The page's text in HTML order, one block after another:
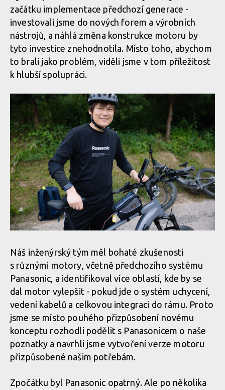
začátku implementace předchozí generace -
investovali jsme do nových forem a výrobních
nástrojů, a náhlá změna konstrukce motoru by
tyto investice znehodnotila. Místo toho, abychom
to brali jako problém, viděli jsme v tom příležitost
k hlubší spolupráci.
Náš inženýrský tým měl bohaté zkušenosti
s různými motory, včetně předchozího systému
Panasonic, a identifikoval více oblastí, kde by se
dal motor vylepšit - pokud jde o systém uchycení,
vedení kabelů a celkovou integraci do rámu. Proto
jsme se místo pouhého přizpůsobení novému
konceptu rozhodli podělit s Panasonicem o naše
poznatky a navrhli jsme vytvoření verze motoru
přizpůsobené našim potřebám.
Zpočátku byl Panasonic opatrný. Ale po několika